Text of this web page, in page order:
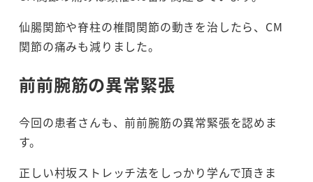
仙腸関節や脊柱の椎間関節の動きを治したら、CM
関節の痛みも減りました。
前前腕筋の異常緊張
今回の患者さんも、前前腕筋の異常緊張を認めま
す。
正しい村坂ストレッチ法をしっかり学んで頂きま